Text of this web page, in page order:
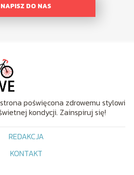
NAPISZ DO NAS
poświęcona zdrowemu stylowi
kondycji. Zainspiruj się!
REDAKCJA
KONTAKT